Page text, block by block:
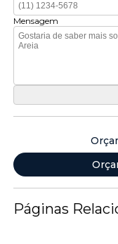
Mensagem
Páginas